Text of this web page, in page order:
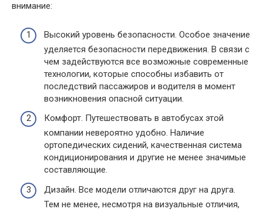
внимание:
Высокий уровень безопасности. Особое значение
уделяется безопасности передвижения. В связи с
чем задействуются все возможные современные
технологии, которые способны избавить от
последствий пассажиров и водителя в момент
возникновения опасной ситуации.
Комфорт. Путешествовать в автобусах этой
компании невероятно удобно. Наличие
ортопедических сидений, качественная система
кондиционирования и другие не менее значимые
составляющие.
Дизайн. Все модели отличаются друг на друга.
Тем не менее, несмотря на визуальные отличия,